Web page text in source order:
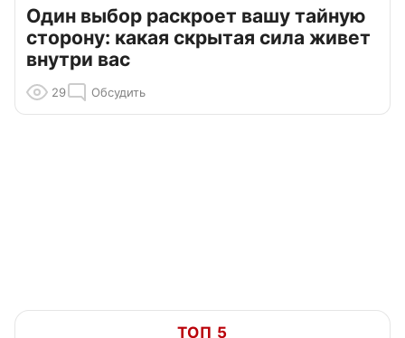
Один выбор раскроет вашу тайную
сторону: какая скрытая сила живет
внутри вас
29 Обсудить
ТОП 5